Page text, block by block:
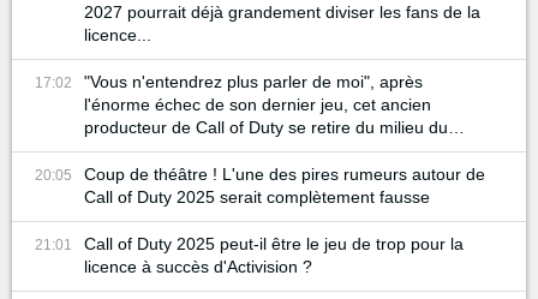
2027 pourrait déjà grandement diviser les fans de la
licence...
17:02
"Vous n'entendrez plus parler de moi", après
l'énorme échec de son dernier jeu, cet ancien
producteur de Call of Duty se retire du milieu du
gaming
20:05
Coup de théâtre ! L'une des pires rumeurs autour de
Call of Duty 2025 serait complètement fausse
21:01
Call of Duty 2025 peut-il être le jeu de trop pour la
licence à succès d'Activision ?